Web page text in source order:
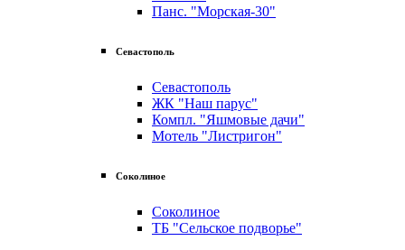
Панс. "Морская-30"
Севастополь
Севастополь
ЖК "Наш парус"
Компл. "Яшмовые дачи"
Мотель "Листригон"
Соколиное
Соколиное
ТБ "Сельское подворье"